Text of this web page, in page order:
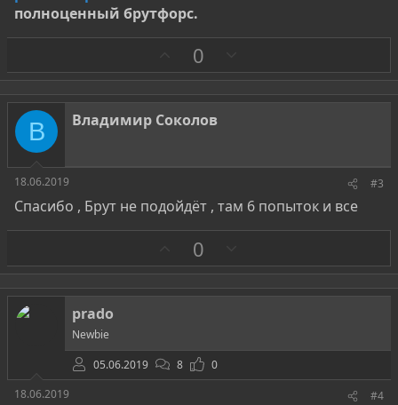
полноценный брутфорс.
а
0
р
о
В Владимир Соколов
18.06.2019 #3
Спасибо , Брут не подойдёт , там 6 попыток и все
а
0
р
о
в
prado
Newbie
05.06.2019
8
0
18.06.2019
#4